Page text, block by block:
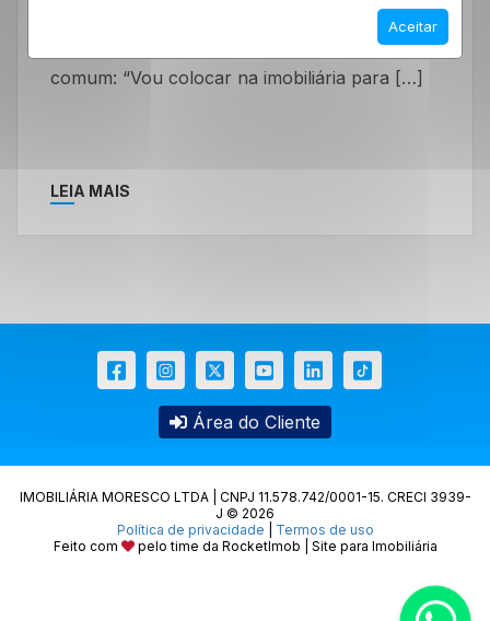
Aceitar
Quando um proprietário decide colocar um
imóvel para locação, uma frase ainda é muito
comum: “Vou colocar na imobiliária para […]
LEIA MAIS
Área do Cliente
IMOBILIÁRIA MORESCO LTDA | CNPJ 11.578.742/0001-15. CRECI 3939-
J © 2026
Política de privacidade
Termos de uso
Feito com
pelo time da RocketImob | Site para Imobiliária